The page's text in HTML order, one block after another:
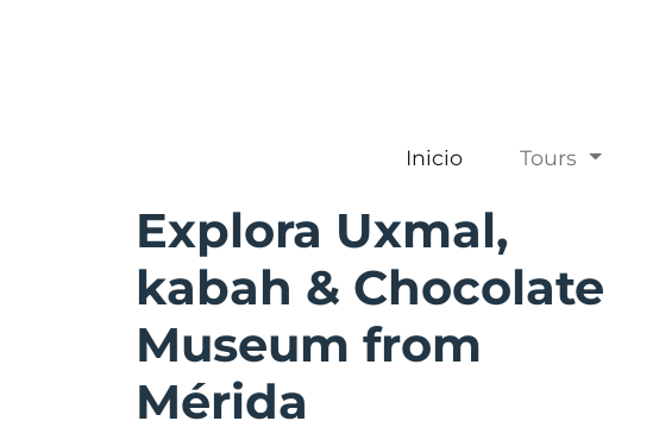
Inicio Tours
Explora Uxmal,
kabah & Chocolate
Museum from
Mérida